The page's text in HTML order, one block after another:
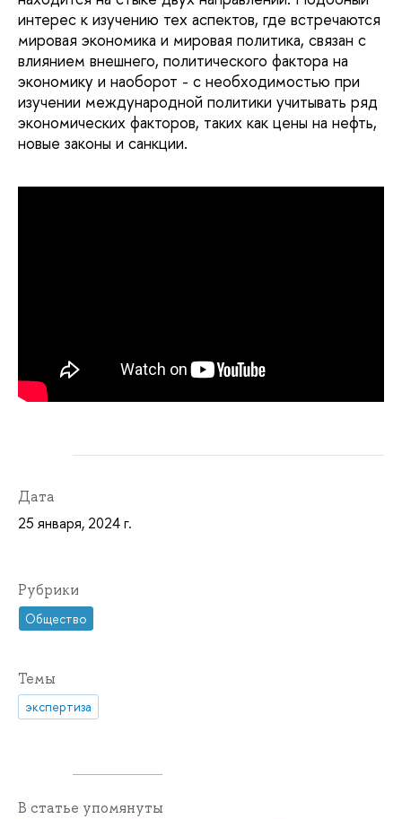
интерес к изучению тех аспектов, где встречаются
мировая экономика и мировая политика, связан с
влиянием внешнего, политического фактора на
экономику и наоборот - с необходимостью при
изучении международной политики учитывать ряд
экономических факторов, таких как цены на нефть,
новые законы и санкции.
Дата
25 января, 2024 г.
Рубрики
Общество
Темы
экспертиза
В статье упомянуты